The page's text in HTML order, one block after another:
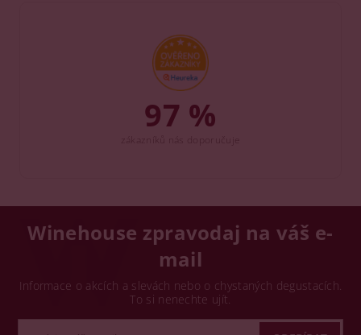
97 %
Winehouse zpravodaj na váš e-
mail
Informace o akcích a slevách nebo o chystaných degustacích.
To si nenechte ujít.